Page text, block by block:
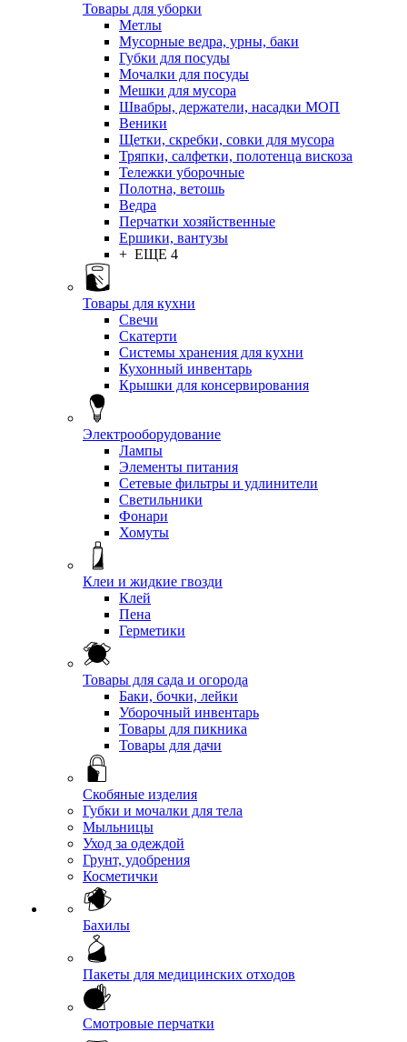
Товары для уборки
Метлы
Мусорные ведра, урны, баки
Губки для посуды
Мочалки для посуды
Мешки для мусора
Швабры, держатели, насадки МОП
Веники
Щетки, скребки, совки для мусора
Тряпки, салфетки, полотенца вискоза
Тележки уборочные
Полотна, ветошь
Ведра
Перчатки хозяйственные
Ершики, вантузы
+ ЕЩЕ 4
Товары для кухни
Свечи
Скатерти
Системы хранения для кухни
Кухонный инвентарь
Крышки для консервирования
Электрооборудование
Лампы
Элементы питания
Сетевые фильтры и удлинители
Светильники
Фонари
Хомуты
Клеи и жидкие гвозди
Клей
Пена
Герметики
Товары для сада и огорода
Баки, бочки, лейки
Уборочный инвентарь
Товары для пикника
Товары для дачи
Скобяные изделия
Губки и мочалки для тела
Мыльницы
Уход за одеждой
Грунт, удобрения
Косметички
Бахилы
Пакеты для медицинских отходов
Смотровые перчатки